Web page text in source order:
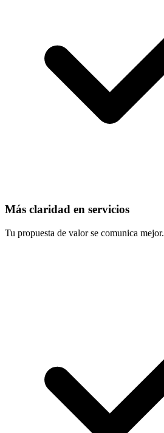
Más claridad en servicios
Tu propuesta de valor se comunica mejor.